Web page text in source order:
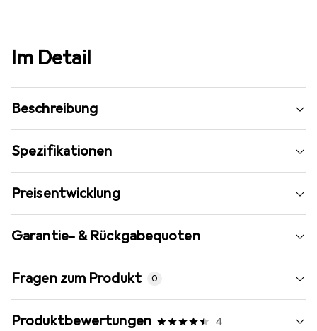
Im Detail
Beschreibung
Spezifikationen
Preisentwicklung
Garantie- & Rückgabequoten
Fragen zum Produkt 0
Produktbewertungen 4